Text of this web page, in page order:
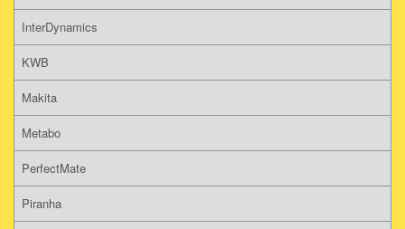
InterDynamics
KWB
Makita
Metabo
PerfectMate
Piranha